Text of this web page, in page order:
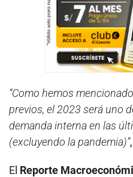
“Como hemos
previos, el 2023 será uno
demanda interna en las
(excluyendo la pandemia)”
El Reporte